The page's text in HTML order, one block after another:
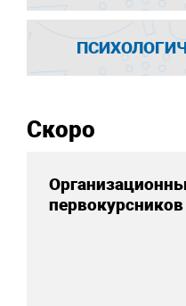
Скоро